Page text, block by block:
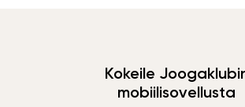
Kokeile
mobiilisovellusta